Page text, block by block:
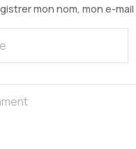
mon nom, mon e-